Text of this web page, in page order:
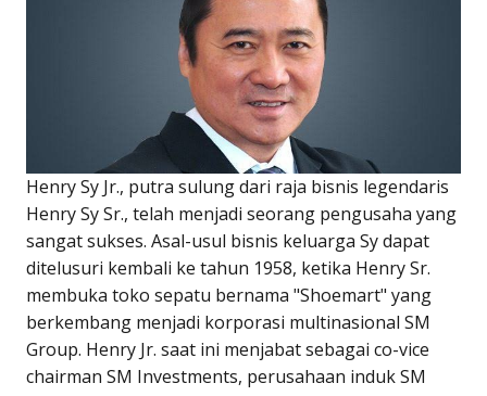
Henry Sy Jr., putra sulung dari raja bisnis legendaris
Henry Sy Sr., telah menjadi seorang pengusaha yang
sangat sukses. Asal-usul bisnis keluarga Sy dapat
ditelusuri kembali ke tahun 1958, ketika Henry Sr.
membuka toko sepatu bernama "Shoemart" yang
berkembang menjadi korporasi multinasional SM
Group. Henry Jr. saat ini menjabat sebagai co-vice
chairman SM Investments, perusahaan induk SM